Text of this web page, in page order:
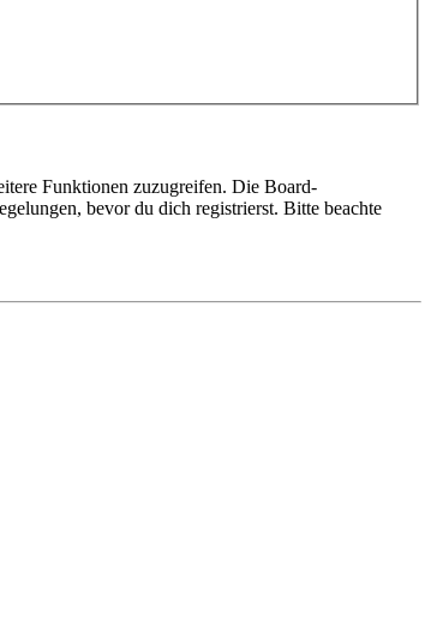
Funktionen zuzugreifen. Die Board-
bevor du dich registrierst. Bitte beachte